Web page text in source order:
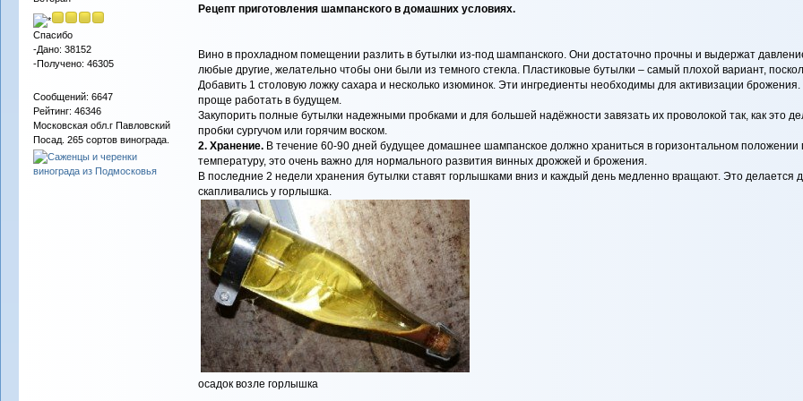
Спасибо
-Дано: 38152
-Получено: 46305
Сообщений: 6647
Рейтинг: 46346
Московская обл.г Павловский
Посад. 265 сортов винограда.
Рецепт приготовления шампанского в домашних условиях.
Вино в прохладном помещении разлить в бутылки из-под шампанского. Они достаточно прочны и выдержат
любые другие, желательно чтобы они были из темного стекла. Пластиковые бутылки – самый плохой вариант,
Добавить 1 столовую ложку сахара и несколько изюминок. Эти ингредиенты необходимы для активизации
проще работать в будущем.
Закупорить полные бутылки надежными пробками и для большей надёжности завязать их проволокой так, как это
пробки сургучом или горячим воском.
2. Хранение.В течение 60-90 дней будущее домашнее шампанское должно храниться в горизонтальном
температуру, это очень важно для нормального развития винных дрожжей и брожения.
В последние 2 недели хранения бутылки ставят горлышками вниз и каждый день медленно вращают. Это делается
скапливались у горлышка.
осадок возле горлышка